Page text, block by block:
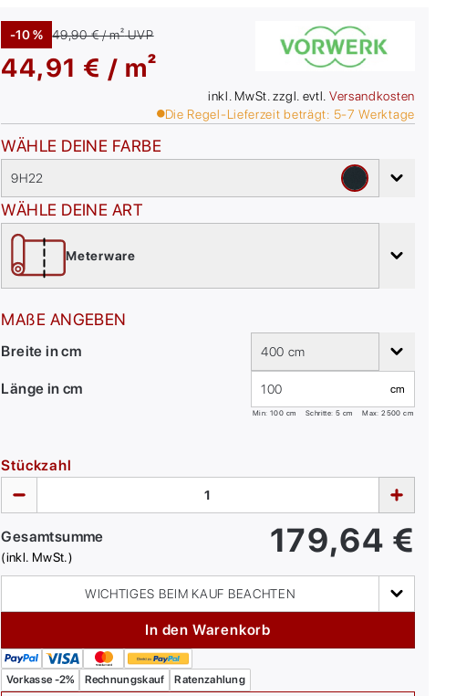
-10 % 49,90 € / m²UVP
44,91 € / m²
inkl. MwSt. zzgl. evtl. Versandkosten
Die Regel-Lieferzeit beträgt: 5-7 Werktage
WÄHLE DEINE FARBE
9H22
WÄHLE DEINE ART
Meterware
MAßE ANGEBEN
Breite in cm 400 cm
Länge in cm cm
Min: 100 cm Schritte: 5 cm Max:2500 cm
Stückzahl
Gesamtsumme
(inkl. MwSt.) 179,64 €
WICHTIGES BEIM KAUF BEACHTEN
In den Warenkorb
Vorkasse -2% Rechnungskauf Ratenzahlung